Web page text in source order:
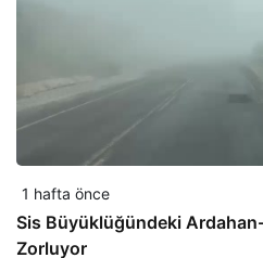
1 hafta önce
Sis Büyüklüğündeki Ardahan-
Zorluyor